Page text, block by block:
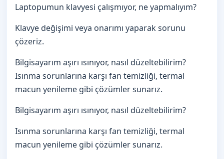
Laptopumun klavyesi çalışmıyor, ne yapmalıyım?
Klavye değişimi veya onarımı yaparak sorunu
çözeriz.
Bilgisayarım aşırı ısınıyor, nasıl düzeltebilirim?
Isınma sorunlarına karşı fan temizliği, termal
macun yenileme gibi çözümler sunarız.
Bilgisayarım aşırı ısınıyor, nasıl düzeltebilirim?
Isınma sorunlarına karşı fan temizliği, termal
macun yenileme gibi çözümler sunarız.